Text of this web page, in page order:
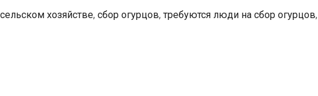
хозяйстве, сбор огурцов, требуются люди на сбор огурцов,